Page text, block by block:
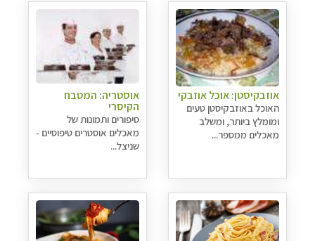
אוזבקיסטן: אוכל אוזבקי
האוכל באוזבקיסטן טעים
ומומלץ ביותר, ומשלב
מאכלים ממספר...
אוסטריה: המטבח
הקיסרי
סיפורים ותמונות של
מאכלים אוסטרים טיפוסיים -
שניצל...